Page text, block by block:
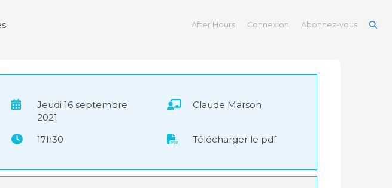
After Hours Connexion Abonnez-vous
Jeudi 16 septembre
2021
Claude Marson
17h30 Télécharger le pdf